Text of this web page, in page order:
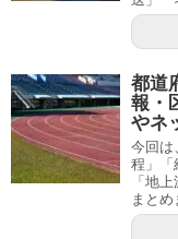
都道
報・
やネ
今回は
程」「
「地
まとめ